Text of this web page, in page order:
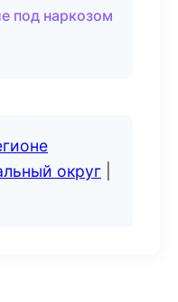
под наркозом
округ